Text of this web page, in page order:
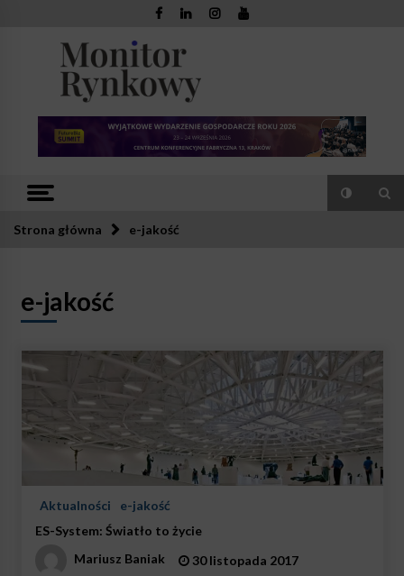
Monitor
Rynkowy
Strona główna e-jakość
e-jakość
Aktualności
e-jakość
ES-System: Światło to życie
Mariusz Baniak
30 listopada 2017